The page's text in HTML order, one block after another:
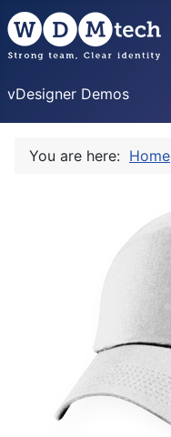
vDesigner Demos
You are here: Home